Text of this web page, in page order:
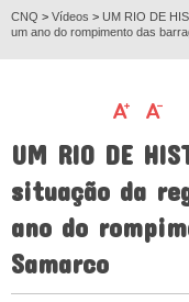
CNQ > Vídeos > UM RIO DE
um ano do rompimento das
UM RIO DE
situação da
ano do
Samarco